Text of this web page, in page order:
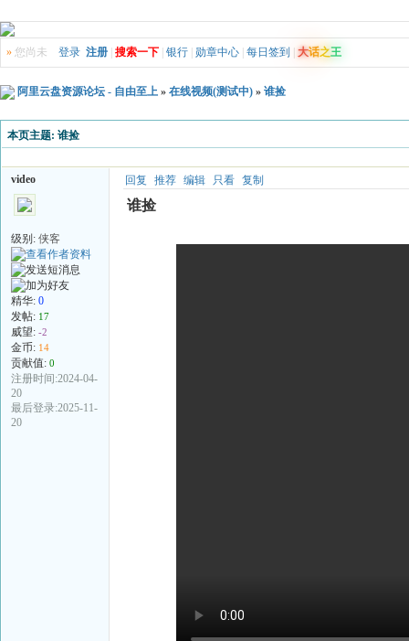
» 您尚未 登录 注册 搜索一下 银行 勋章中心 每日签到 大话之王
阿里云盘资源论坛 - 自由至上 » 在线视频(测试中) » 谁捡
本页主题: 谁捡
video
级别: 侠客
精华: 0
发帖: 17
威望: -2
金币: 14
贡献值: 0
注册时间:2024-04-
20
最后登录:2025-11-
20
回复 推荐 编辑 只看 复制
谁捡